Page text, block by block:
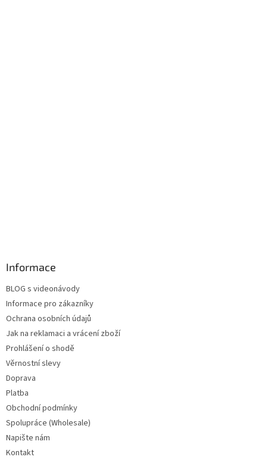
Informace
BLOG s videonávody
Informace pro zákazníky
Ochrana osobních údajů
Jak na reklamaci a vrácení zboží
Prohlášení o shodě
Věrnostní slevy
Doprava
Platba
Obchodní podmínky
Spolupráce (Wholesale)
Napište nám
Kontakt